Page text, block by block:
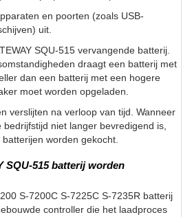
en poorten (zoals USB-
uit.
SQU-515 vervangende batterij.
draagt een batterij met
dan een batterij met een hogere
moet worden opgeladen.
verslijten na verloop van tijd. Wanneer
niet langer bevredigend is,
worden gekocht.
SQU-515 batterij worden
S-7200C S-7225C S-7235R batterij
controller die het laadproces